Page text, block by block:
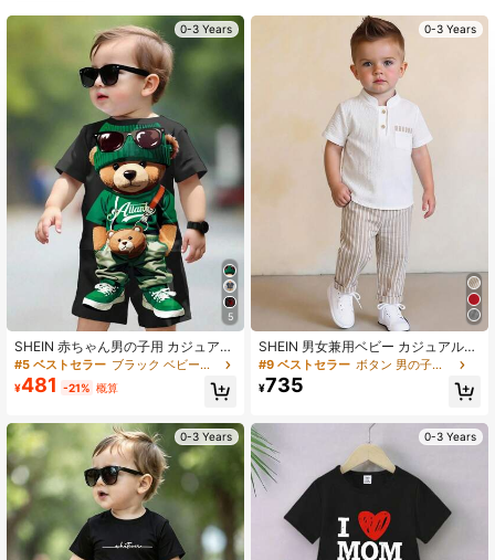
4.81 1K フォロワー
4.81 1K フォロワー
4.81 1K フォロワー
4.81 1K フォロワー
4.81 1K フォロワー
4.81 1K フォロワー
0-3 Years
5
SHEIN 赤ちゃん男の子用 カジュアル
な カートゥーンベア柄 半袖Tシャツ
とショートパンツ 2点セット、夏に
最適
#5 ベストセラー ブラック ベビーボーイズTシャツコーデ
¥481 -21% 概算
0-3 Years
0-3 Years
SHEIN 男女兼用ベビー カジュアル
バケーションスタイル ニット 半袖ポ
ロシャツ ストライプパンツ セット 2
点 ベビーボーイアウトフィット ベビ
#9 ベストセラー ボタン 男の子用ポロシャツ
¥735
0-3 Years